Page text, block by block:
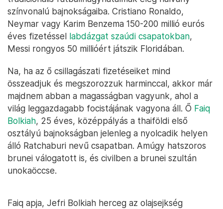
színvonalú bajnokságaiba. Cristiano Ronaldo,
Neymar vagy Karim Benzema 150-200 millió eurós
éves fizetéssel labdázgat szaúdi csapatokban,
Messi rongyos 50 millióért játszik Floridában.
Na, ha az ő csillagászati fizetéseiket mind
összeadjuk és megszorozzuk harminccal, akkor már
majdnem abban a magasságban vagyunk, ahol a
világ leggazdagabb focistájának vagyona áll. Ő Faiq
Bolkiah, 25 éves, középpályás a thaiföldi első
osztályú bajnokságban jelenleg a nyolcadik helyen
álló Ratchaburi nevű csapatban. Amúgy hatszoros
brunei válogatott is, és civilben a brunei szultán
unokaöccse.
Faiq apja, Jefri Bolkiah herceg az olajsejkség